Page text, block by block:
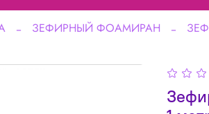
ЗЕФИРНЫЙ ФОАМИРАН